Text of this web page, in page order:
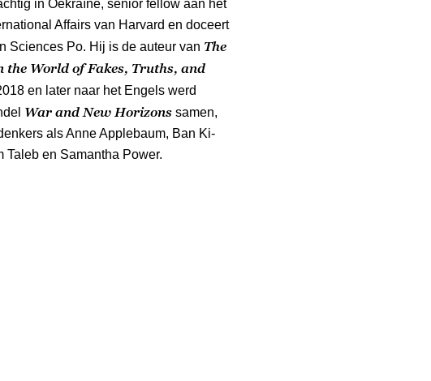
in Oekraïne, senior fellow aan het
Affairs van Harvard en doceert
Sciences Po. Hij is de auteur van The
World of Fakes, Truths, and
en later naar het Engels werd
War and New Horizons samen,
als Anne Applebaum, Ban Ki-
en Samantha Power.